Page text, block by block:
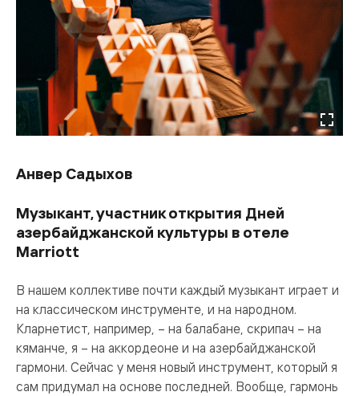
Анвер Садыхов
Музыкант, участник открытия Дней
азербайджанской культуры в отеле
Marriott
В нашем коллективе почти каждый музыкант играет и
на классическом инструменте, и на народном.
Кларнетист, например, – на балабане, скрипач – на
кяманче, я – на аккордеоне и на азербайджанской
гармони. Сейчас у меня новый инструмент, который я
сам придумал на основе последней. Вообще, гармонь